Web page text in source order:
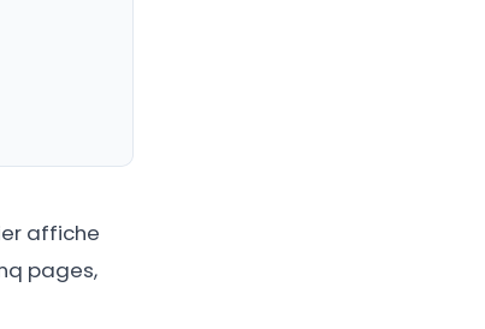
affiche
pages,